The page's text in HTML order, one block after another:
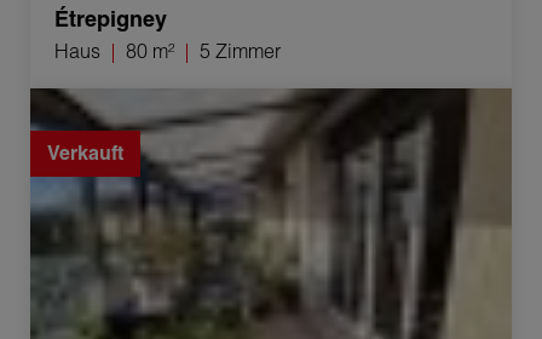
Étrepigney
Haus 80 m² 5 Zimmer
Verkauf Haus Villers-les-Pots 7 Zimmer 150 m²
Verkauft